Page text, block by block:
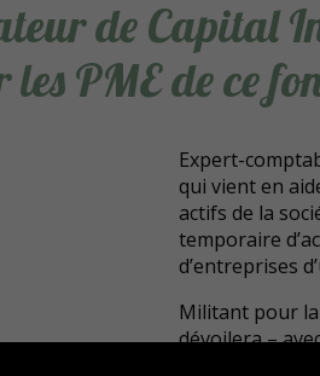
de Capital
PME de ce
Expert-
qui vient en
actifs de la
temporaire
d’entreprises
Militant pour la
dévoilera –
Capital